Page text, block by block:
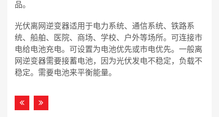
品。
光伏离网逆变器适用于电力系统、通信系统、铁路系
统、船舶、医院、商场、学校、户外等场所。可连接市
电给电池充电。可设置为电池优先或市电优先。一般离
网逆变器需要接蓄电池，因为光伏发电不稳定，负载不
稳定。需要电池来平衡能量。